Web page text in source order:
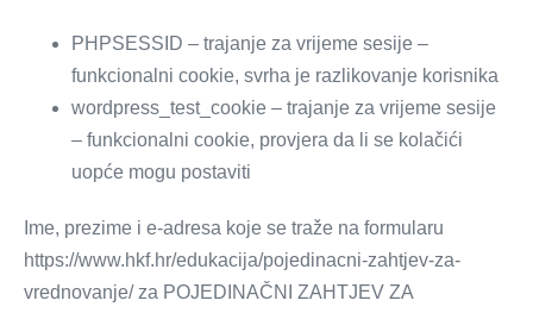
PHPSESSID – trajanje za vrijeme sesije –
funkcionalni cookie, svrha je razlikovanje korisnika
wordpress_test_cookie – trajanje za vrijeme sesije
– funkcionalni cookie, provjera da li se kolačići
uopće mogu postaviti
Ime, prezime i e-adresa koje se traže na formularu
https://www.hkf.hr/edukacija/pojedinacni-zahtjev-za-
vrednovanje/ za POJEDINAČNI ZAHTJEV ZA